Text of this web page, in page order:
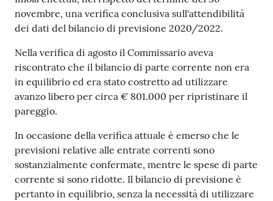
novembre, una verifica conclusiva sull'attendibilità
dei dati del bilancio di previsione 2020/2022.
Nella verifica di agosto il Commissario aveva
riscontrato che il bilancio di parte corrente non era
in equilibrio ed era stato costretto ad utilizzare
avanzo libero per circa € 801.000 per ripristinare il
pareggio.
In occasione della verifica attuale è emerso che le
previsioni relative alle entrate correnti sono
sostanzialmente confermate, mentre le spese di parte
corrente si sono ridotte. Il bilancio di previsione è
pertanto in equilibrio, senza la necessità di utilizzare